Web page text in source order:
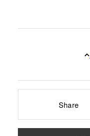
Share